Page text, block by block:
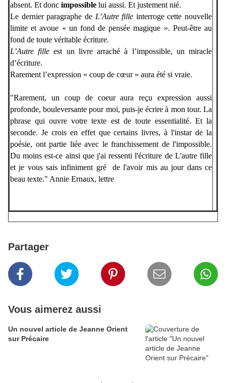
absent. Et donc impossible lui aussi. Et justement nié.
Le dernier paragraphe de L’Autre fille interroge cette nouvelle
limite et avoue « un fond de pensée magique ». Peut-être au
fond de toute véritable écriture.
L’Autre fille est un livre arraché à l’impossible, un miracle
d’écriture.
Rarement l’expression « coup de cœur » aura été si vraie.
"Rarement, un coup de coeur aura reçu expression aussi
profonde, bouleversante pour moi, puis-je écrire à mon tour. La
phrase qui ouvre votre texte est de toute essentialité. Et la
seconde. Je crois en effet que certains livres, à l'instar de la
poésie, ont partie liée avec le franchissement de l'impossible.
Du moins est-ce ainsi que j'ai ressenti l'écriture de L'autre fille
et je vous sais infiniment gré de l'avoir mis au jour dans ce
beau texte." Annie Ernaux, lettre
Partager
Vous aimerez aussi
Un nouvel article de Jeanne Orient
sur Précaire